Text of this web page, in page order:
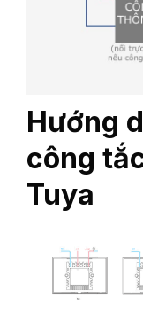
Hướng
công
Tuya